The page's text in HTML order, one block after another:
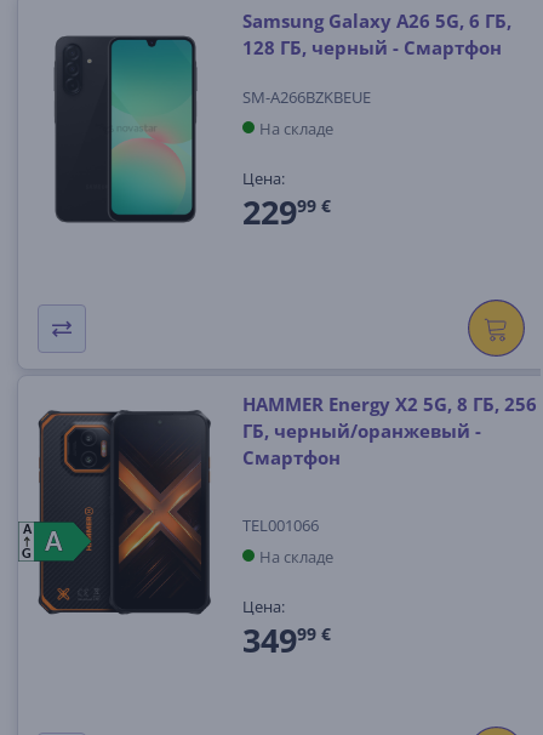
Samsung Galaxy A26 5G, 6 ГБ,
128 ГБ, черный - Смартфон
SM-A266BZKBEUE
На складе
Цена:
22999 €
A
A
A
G
HAMMER Energy X2 5G, 8 ГБ, 256
ГБ, черный/оранжевый -
Смартфон
TEL001066
На складе
Цена:
34999 €